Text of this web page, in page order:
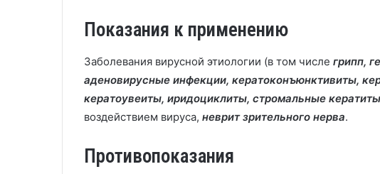
Показания к применению
Заболевания вирусной этиологии (в том числе грипп,
аденовирусные инфекции, кератоконъюнктивиты,
кератоувеиты, иридоциклиты, стромальные
воздействием вируса, неврит зрительного нерва.
Противопоказания